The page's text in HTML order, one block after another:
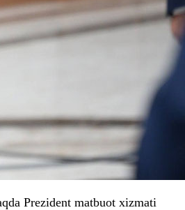
Prezident matbuot xizmati